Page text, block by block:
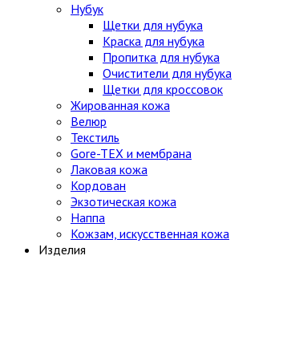
Нубук
Щетки для нубука
Краска для нубука
Пропитка для нубука
Очистители для нубука
Щетки для кроссовок
Жированная кожа
Велюр
Текстиль
Gore-TEX и мембрана
Лаковая кожа
Кордован
Экзотическая кожа
Наппа
Кожзам, искусственная кожа
Изделия